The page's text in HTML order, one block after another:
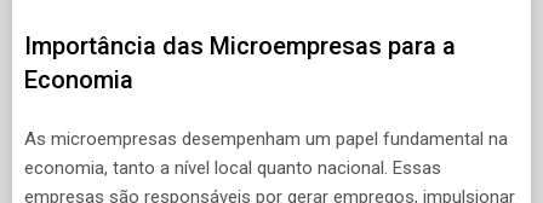
Importância das Microempresas para a
Economia
As microempresas desempenham um papel fundamental na
economia, tanto a nível local quanto nacional. Essas
empresas são responsáveis por gerar empregos, impulsionar